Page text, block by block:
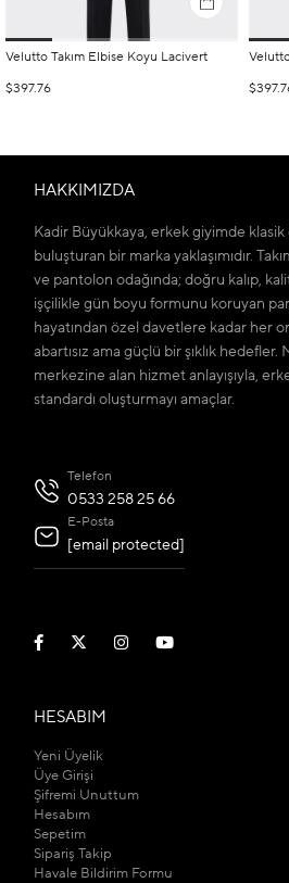
Velutto Takım Elbise Koyu Lacivert
$397.76
HAKKIMIZDA
Kadir Büyükkaya, erkek giyimde
buluşturan bir marka yaklaşımıdır.
ve pantolon odağında; doğru kalıp,
işçilikle gün boyu formunu koruyan
hayatından özel davetlere kadar her
abartısız ama güçlü bir şıklık
merkezine alan hizmet anlayışıyla,
standardı oluşturmayı amaçlar.
Telefon
0533 258 25 66
E-Posta
[email protected]
HESABIM
Yeni Üyelik
Üye Girişi
Şifremi Unuttum
Hesabım
Sepetim
Sipariş Takip
Havale Bildirim Formu